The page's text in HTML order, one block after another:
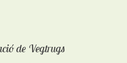
de Vegtrugs